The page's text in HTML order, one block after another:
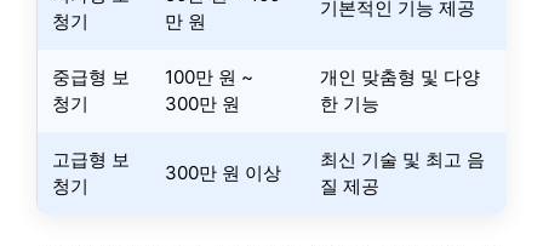
청기
만 원
기본적인 기능 제공
중급형 보
청기
100만 원 ~
300만 원
개인 맞춤형 및 다양
한 기능
고급형 보
청기
300만 원 이상
최신 기술 및 최고 음
질 제공